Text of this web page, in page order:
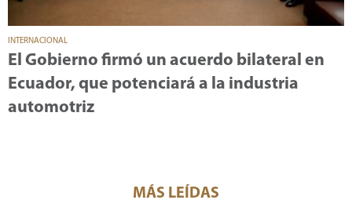
INTERNACIONAL
El Gobierno firmó un acuerdo bilateral en
Ecuador, que potenciará a la industria
automotriz
MÁS LEÍDAS